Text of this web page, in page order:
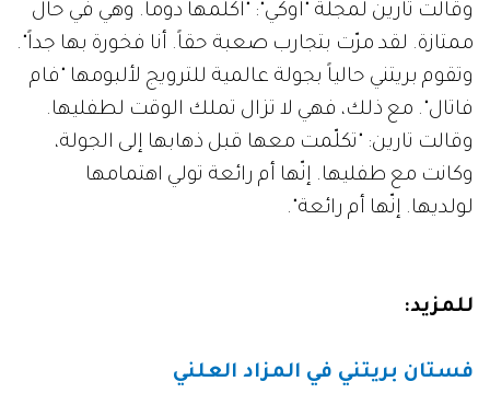
وقالت تارين لمجلة "أوكي": "أكلّمها دوماً. وهي في حال
ممتازة. لقد مرّت بتجارب صعبة حقاً. أنا فخورة بها جداً".
وتقوم بريتني حالياً بجولة عالمية للترويج لألبومها "فام
فاتال". مع ذلك، فهي لا تزال تملك الوقت لطفليها.
وقالت تارين: "تكلّمت معها قبل ذهابها إلى الجولة،
وكانت مع طفليها. إنّها أم رائعة تولي اهتمامها
لولديها. إنّها أم رائعة".
للمزيد:
فستان بريتني في المزاد العلني